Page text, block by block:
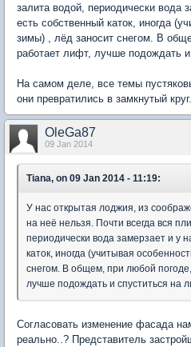
залита водой, периодически вода
есть собственный каток, иногда
зимы) , лёд заносит снегом. В
работает лифт, лучше подождать
На самом деле, все темы
они превратились в замкнутый круг.
OleGa87
09 Jan 2014
Tiana, on 09 Jan 2014 - 11:19:
У нас открытая лоджия, из
на неё нельзя. Почти всегда вся
периодически вода замерзает и у
каток, иногда (учитывая
снегом. В общем, при любой
лучше подождать и спуститься на
Согласовать изменение фасада
реально..? Представитель